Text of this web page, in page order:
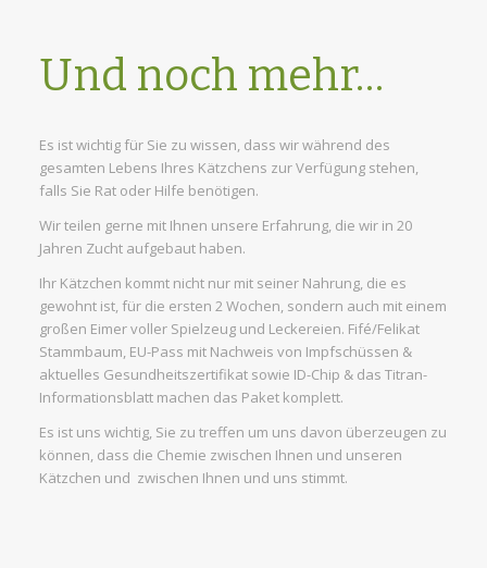
Und noch mehr…
Es ist wichtig für Sie zu wissen, dass wir während des
gesamten Lebens Ihres Kätzchens zur Verfügung stehen,
falls Sie Rat oder Hilfe benötigen.
Wir teilen gerne mit Ihnen unsere Erfahrung, die wir in 20
Jahren Zucht aufgebaut haben.
Ihr Kätzchen kommt nicht nur mit seiner Nahrung, die es
gewohnt ist, für die ersten 2 Wochen, sondern auch mit einem
großen Eimer voller Spielzeug und Leckereien. Fifé/Felikat
Stammbaum, EU-Pass mit Nachweis von Impfschüssen &
aktuelles Gesundheitszertifikat sowie ID-Chip & das Titran-
Informationsblatt machen das Paket komplett.
Es ist uns wichtig, Sie zu treffen um uns davon überzeugen zu
können, dass die Chemie zwischen Ihnen und unseren
Kätzchen und zwischen Ihnen und uns stimmt.